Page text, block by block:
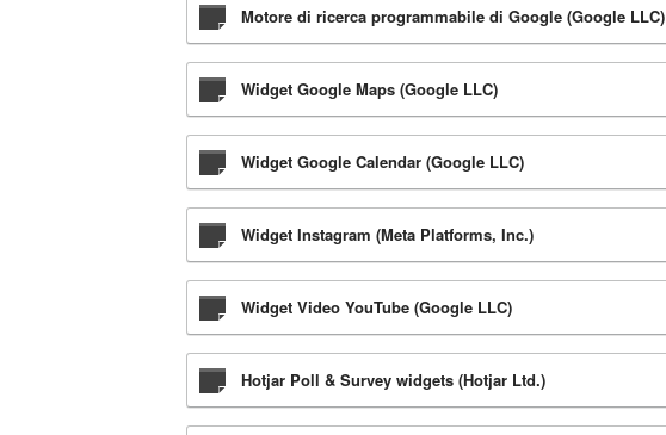
Motore di ricerca programmabile di Google (Google LLC)
Widget Google Maps (Google LLC)
Widget Google Calendar (Google LLC)
Widget Instagram (Meta Platforms, Inc.)
Widget Video YouTube (Google LLC)
Hotjar Poll & Survey widgets (Hotjar Ltd.)